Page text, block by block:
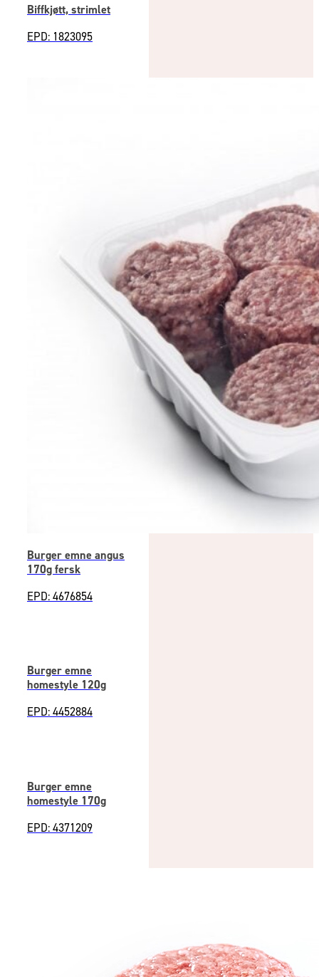
Biffkjøtt, strimlet
EPD: 1823095
Burger emne angus
170g fersk
EPD: 4676854
Burger emne
homestyle 120g
EPD: 4452884
Burger emne
homestyle 170g
EPD: 4371209